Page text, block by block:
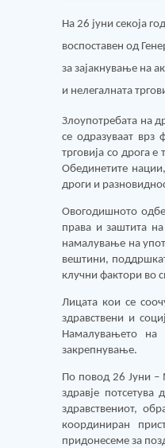
На 26 јуни секоја
воспоставен од
за зајакнување на
и нелегалната
Злоупотребата на
се одразуваат врз
трговија со дрога
Обединетите
дроги и
Овогодишното
права и заштита на
намалување на
вештини,
клучни фактори во
Лицата кои се
здравствени и
Намалувањето на
закрепнување.
По повод 26 Јуни –
здравје
здравствениот,
координиран
придонесеме за